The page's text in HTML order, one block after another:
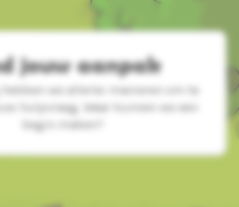
jouw aanpak
hebben we allerlei manieren om te
hulpvraag. Waar kunnen we een
begin maken?